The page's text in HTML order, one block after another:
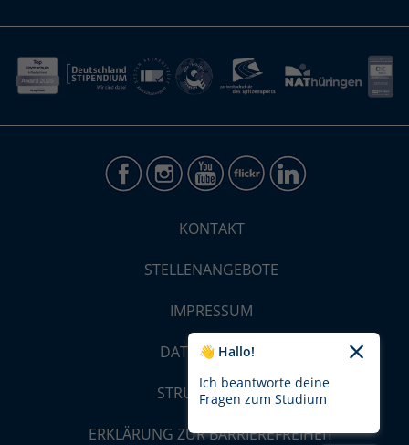
KONTAKT
STELLENANGEBOTE
IMPRESSUM
DATENSCHUTZ
STRUKTUR-MAP
ERKLÄRUNG ZUR BARRIEREFREIHEIT
👋 Hallo!
Ich beantworte deine
Fragen zum Studium